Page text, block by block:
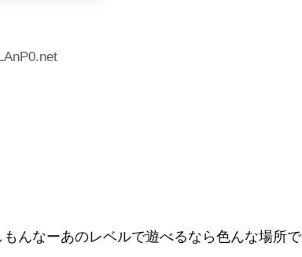
んなーあのレベルで遊べるなら色んな場所で